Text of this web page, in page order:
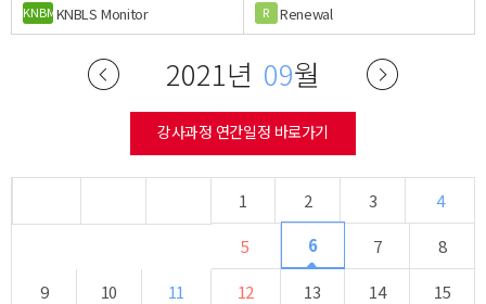
KNBMKNBLS Monitor R Renewal
2021년 09월
강사과정 연간일정 바로가기
1 2 3
4
5
6 7
8
9
10 11 12 13 14
15